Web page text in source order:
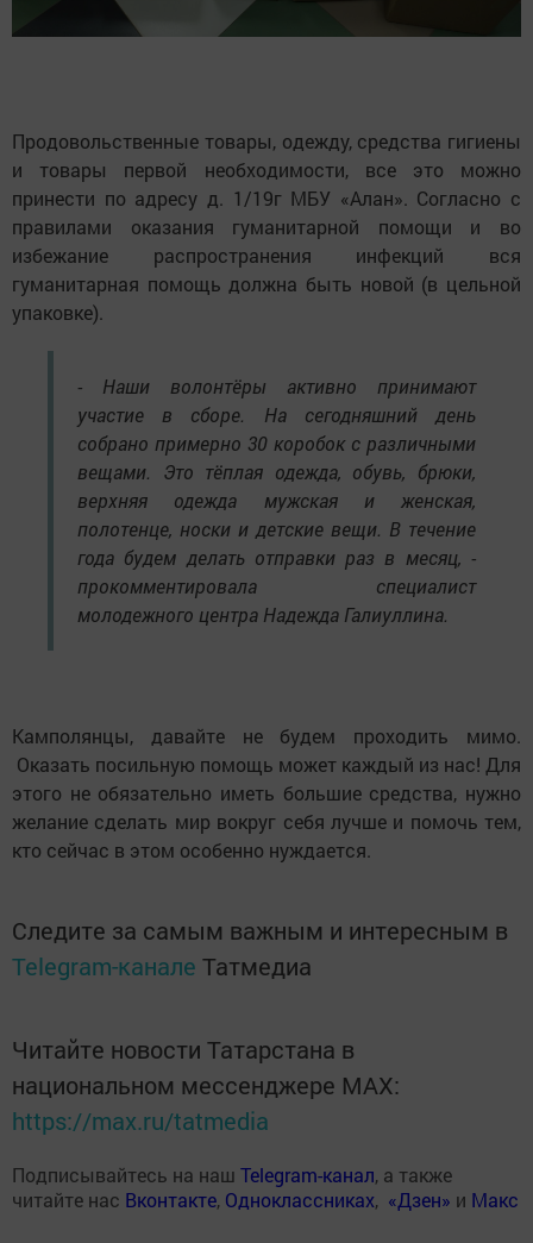
Продовольственные товары, одежду, средства гигиены
и товары первой необходимости, все это можно
принести по адресу д. 1/19г МБУ «Алан». Согласно с
правилами оказания гуманитарной помощи и во
избежание распространения инфекций вся
гуманитарная помощь должна быть новой (в цельной
упаковке).
- Наши волонтёры активно принимают
участие в сборе. На сегодняшний день
собрано примерно 30 коробок с различными
вещами. Это тёплая одежда, обувь, брюки,
верхняя одежда мужская и женская,
полотенце, носки и детские вещи. В течение
года будем делать отправки раз в месяц, -
прокомментировала специалист
молодежного центра Надежда Галиуллина.
Камполянцы, давайте не будем проходить мимо.
Оказать посильную помощь может каждый из нас! Для
этого не обязательно иметь большие средства, нужно
желание сделать мир вокруг себя лучше и помочь тем,
кто сейчас в этом особенно нуждается.
Следите за самым важным и интересным в
Telegram-канале Татмедиа
Читайте новости Татарстана в
национальном мессенджере MАХ:
https://max.ru/tatmedia
Подписывайтесь на наш Telegram-канал, а также
читайте нас Вконтакте, Одноклассниках, «Дзен» и Макс